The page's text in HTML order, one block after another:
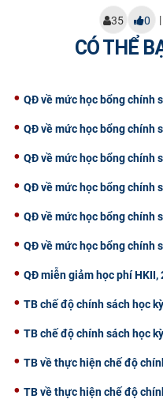
CỰU NGƯỜI HỌC
35 0 |
CÓ THỂ
QĐ về mức học bổng chính
QĐ về mức học bổng chính
QĐ về mức học bổng chính
QĐ về mức học bổng chính
QĐ về mức học bổng chính
QĐ về mức học bổng chính
QĐ miễn giảm học phí HKII,
TB chế độ chính sách học
TB chế độ chính sách học
TB về thực hiện chế độ
TB về thực hiện chế độ